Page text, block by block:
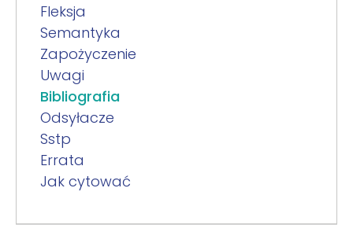
Fleksja
Semantyka
Zapożyczenie
Uwagi
Bibliografia
Odsyłacze
Sstp
Errata
Jak cytować